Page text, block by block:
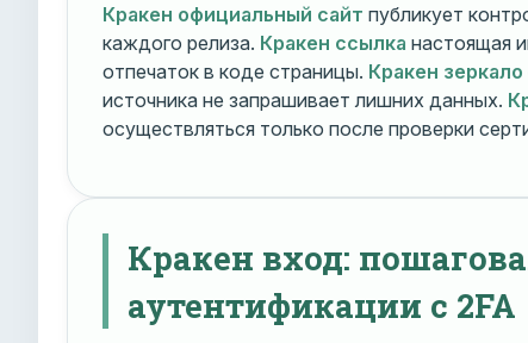
Кракен официальный сайт публикует
каждого релиза. Кракен ссылка настоящая
отпечаток в коде страницы. Кракен зеркало
источника не запрашивает лишних данных.
осуществляться только после проверки
Кракен вход:
аутентификации с 2FA